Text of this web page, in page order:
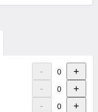
- +
- +
- +